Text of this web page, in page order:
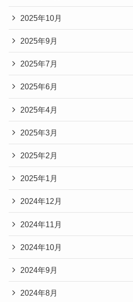
2025年10月
2025年9月
2025年7月
2025年6月
2025年4月
2025年3月
2025年2月
2025年1月
2024年12月
2024年11月
2024年10月
2024年9月
2024年8月